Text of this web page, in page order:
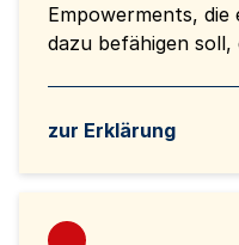
Empowerments,
dazu befähigen soll,
zur Erklärung